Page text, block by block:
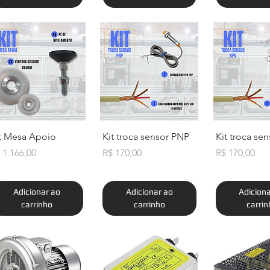
rápida
Mesa Apoio
1.166,00
Adicionar ao
carrinho
Visualização rápida
Kit troca sensor PNP
Preço
R$ 170,00
Adicionar ao
carrinho
Kit troca
Preço
R$ 170,00